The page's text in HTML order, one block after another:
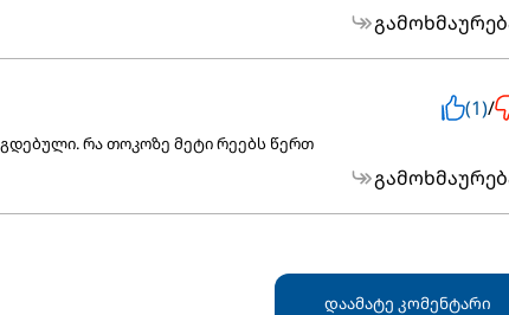
(1)/
რა თოკოზე მეტი რეებს წერთ
დაამატე კომენტარი